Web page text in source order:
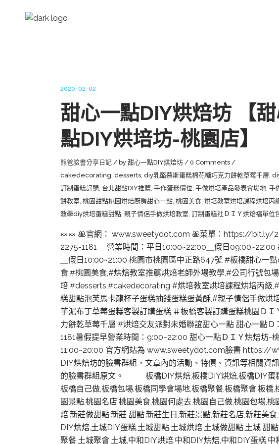
2020-02-02
甜心一點DIY烘焙坊 【
點DIY烘培坊-桃園店】
熊爸臉書分享日記 by 甜心一點DIY烘焙坊
0 Comments
cakedecorating, desserts, diy乳酪慕斯蛋糕棉花糖巧克力餅乾草莓千層,
訂制蛋糕訂購, 台北甜點DIY推薦, 手作蛋糕價位, 手做烘培產品發表會場地, 手
餅教室, 桃園甜點桃園烘焙廚房甜心一點, 桃園美食, 烘培教室烘培課程烘培丙
教學diy烘培蛋糕甜點, 親子情侶手做烘培教室, 訂制蛋糕社ＤＩＹ烘焙褔單位
🍬🍬 🥞官網： www.sweetydot.com 🥞菜單：https://
2275-1181 營業時間：平日10:00~22:00＿假日
＿假日10:00~21:00 桃園市桃園區中正路647號 #板橋甜心
食,#桃園美食,#烘焙教室推薦烘焙老師外場教學,#公司行號包
培,#desserts,#cakedecorating #烘培教室烘培課程烘培丙級
糕甜點泡芙馬卡龍杯子蛋糕抽錢蛋糕蛋黃酥,#親子情侶手做
芋泥布丁草莓蛋糕客製訂購蛋糕,＃板橋客製訂購蛋糕桃園Ｄ
力餅乾草莓千層 #烘焙交友派對未婚聯誼甜心一點 甜心一點
1181暑假提早營業時間：9:00~22:00 甜心一點ＤＩＹ烘焙坊
11:00~20:00 官方網站為 www.sweetydot.com臉書
DIY烘焙坊的臉書群組，文章內的活動、特價、資訊等相關資
的臉書群組原文。 板橋DIY烘焙,板橋DIY烘焙,板橋DIY蛋糕,
板橋自己做,板橋包場,板橋同學會場地,板橋聚餐,板橋聚會,板
園景點,桃園名店,桃園美食,桃園何處去,桃園自己做,桃園包場,
焙,新莊做甜點,新莊 甜點,新莊生日,新莊景點,新莊名店,新莊美
DIY烘焙,土城DIY蛋糕,土城甜點,土城烘焙,土城做甜點,土城 甜
聚餐,土城聚會,土城,中和DIY烘焙,中和DIY烘焙,中和DIY蛋糕,